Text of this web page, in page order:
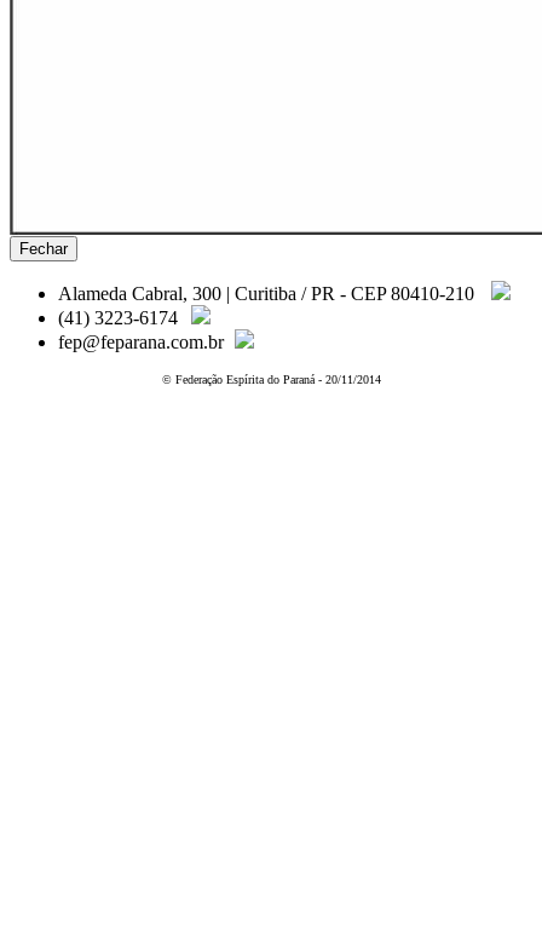
Fechar
Alameda Cabral, 300 | Curitiba / PR - CEP 80410-210
(41) 3223-6174
fep@feparana.com.br
© Federação Espírita do Paraná - 20/11/2014